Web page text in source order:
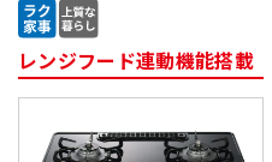
レンジフード連動機能搭載